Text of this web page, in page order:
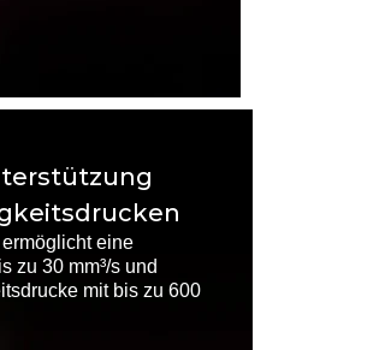
eine
zu 30 mm³/s und
mit bis zu 600